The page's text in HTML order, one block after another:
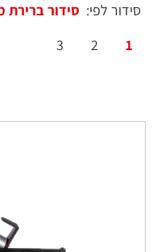
סידור לפי:
1
2
3